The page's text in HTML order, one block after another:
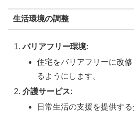
生活環境の調整
バリアフリー環境:
住宅をバリアフリーに改
るようにします。
介護サービス:
日常生活の支援を提供す